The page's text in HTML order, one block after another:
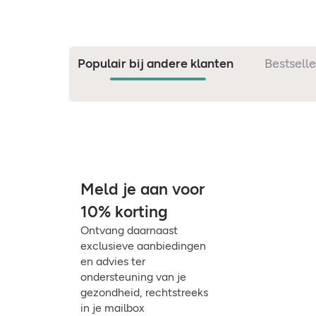
Populair bij andere klanten
Meld je aan voor
10% korting
Ontvang daarnaast
exclusieve aanbiedingen
en advies ter
ondersteuning van je
gezondheid, rechtstreeks
in je mailbox